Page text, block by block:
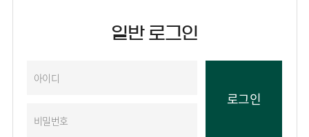
일반 로그인